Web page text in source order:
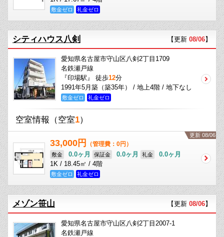
敷金ゼロ 礼金ゼロ
シティハウス八剣 【更新 08/06】
愛知県名古屋市守山区八剣2丁目1709
名鉄瀬戸線
『印場駅』 徒歩12分
1991年5月築（築35年） / 地上4階 / 地下なし
敷金ゼロ 礼金ゼロ
空室情報 （空室1）
更新 08/06
33,000円 （管理費：0円）
敷金 0.0ヶ月 保証金 0.0ヶ月 礼金
0.0ヶ月
1K / 18.45㎡ / 4階
敷金ゼロ 礼金ゼロ
メゾン笹山 【更新 08/06】
愛知県名古屋市守山区八剣2丁目2007-1
名鉄瀬戸線